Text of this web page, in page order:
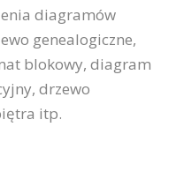
diagramów
genealogiczne,
blokowy, diagram
drzewo
itp.